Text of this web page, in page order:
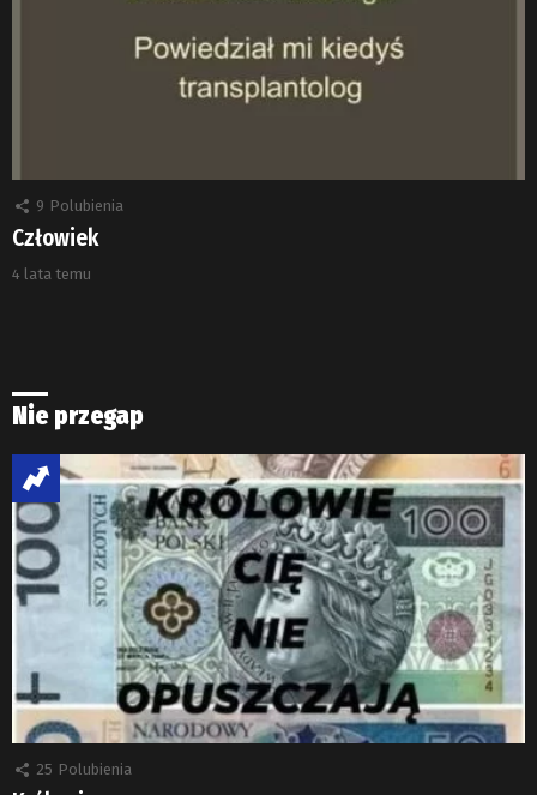
9 Polubienia
Człowiek
4 lata temu
Nie przegap
25 Polubienia